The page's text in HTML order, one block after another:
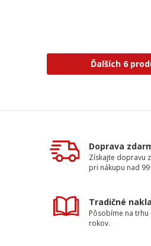
Ďalších 6
Doprava
Získajte dopravu
pri nákupu nad 99
Tradičné
Pôsobíme na trhu
rokov.